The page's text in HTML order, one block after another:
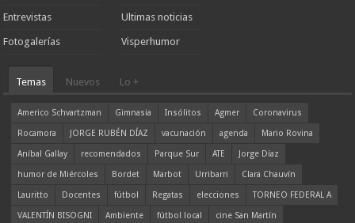
Entrevistas
Fotogalerías
Ultimas noticias
Visperhumor
Temas Nuevos Lo +
Americo Schvartzman Gimnasia Insólitos Agmer
Coronavirus
Rocamora
JORGE RUBÉN DÍAZ vacunación agenda
Mario Rovina
Aníbal Gallay
recomendados Parque Sur ATE
Jorge Díaz
humor de Miércoles
Bordet Marbot Urribarri
Clara Chauvín
Lauritto
Docentes fútbol Regatas elecciones
TORNEO FEDERAL A
VALENTÍN BISOGNI
Ambiente fútbol local cine San Martín